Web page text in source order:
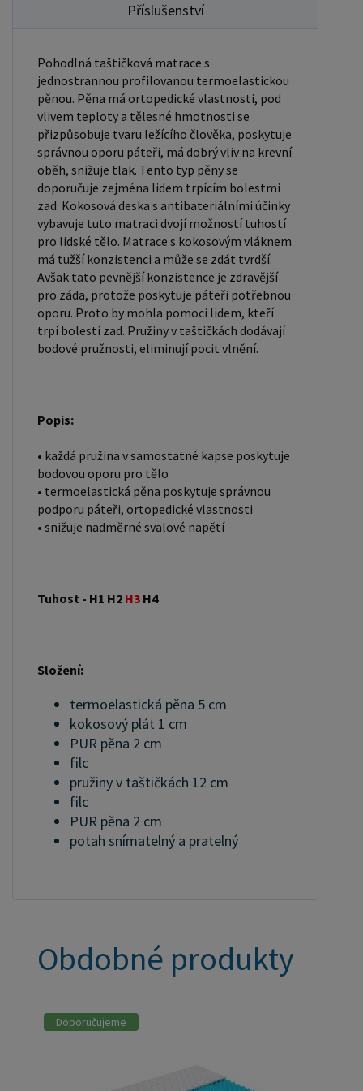
Příslušenství
Pohodlná taštičková matrace s
jednostrannou profilovanou termoelastickou
pěnou. Pěna má ortopedické vlastnosti, pod
vlivem teploty a tělesné hmotnosti se
přizpůsobuje tvaru ležícího člověka, poskytuje
správnou oporu páteři, má dobrý vliv na krevní
oběh, snižuje tlak. Tento typ pěny se
doporučuje zejména lidem trpícím bolestmi
zad. Kokosová deska s antibateriálními účinky
vybavuje tuto matraci dvojí možností tuhostí
pro lidské tělo. Matrace s kokosovým vláknem
má tužší konzistenci a může se zdát tvrdší.
Avšak tato pevnější konzistence je zdravější
pro záda, protože poskytuje páteři potřebnou
oporu. Proto by mohla pomoci lidem, kteří
trpí bolestí zad. Pružiny v taštičkách dodávají
bodové pružnosti, eliminují pocit vlnění.
Popis:
• každá pružina v samostatné kapse poskytuje
bodovou oporu pro tělo
• termoelastická pěna poskytuje správnou
podporu páteři, ortopedické vlastnosti
• snižuje nadměrné svalové napětí
Tuhost - H1 H2 H3 H4
Složení:
termoelastická pěna 5 cm
kokosový plát 1 cm
PUR pěna 2 cm
filc
pružiny v taštičkách 12 cm
filc
PUR pěna 2 cm
potah snímatelný a pratelný
Obdobné produkty
Doporučujeme